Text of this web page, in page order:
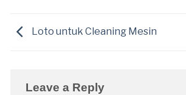
Loto untuk Cleaning Mesin
Leave a Reply